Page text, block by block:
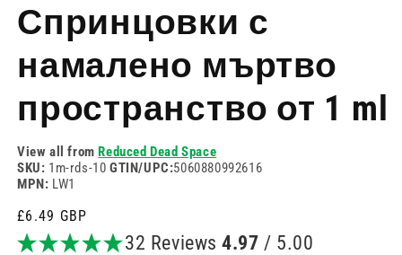
режим
Спринцовки с
намалено мъртво
пространство от 1 ml
View all fromReduced Dead Space
SKU: 1m-rds-10 GTIN/UPC:5060880992616
MPN: LW1
Редовна
цена
£6.49 GBP
32 Reviews 4.97 / 5.00